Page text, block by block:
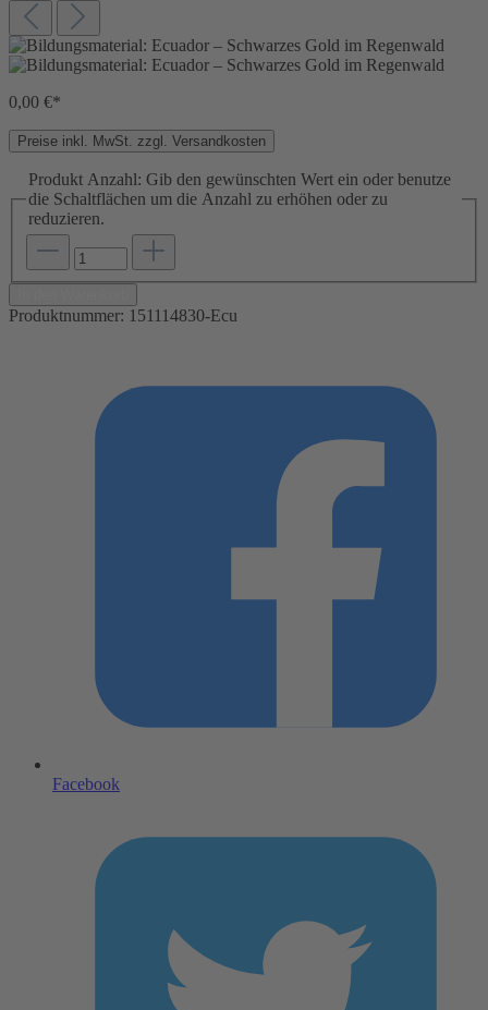
0,00 €*
Preise inkl. MwSt. zzgl. Versandkosten
Produkt Anzahl: Gib den gewünschten Wert ein oder benutze
die Schaltflächen um die Anzahl zu erhöhen oder zu
reduzieren.
Produktnummer: 151114830-Ecu
Facebook